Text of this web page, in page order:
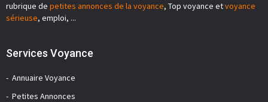
rubrique de petites annonces de la voyance, Top voyance etvoyance
sérieuse, emploi, ...
Services Voyance
Annuaire Voyance
Petites Annonces